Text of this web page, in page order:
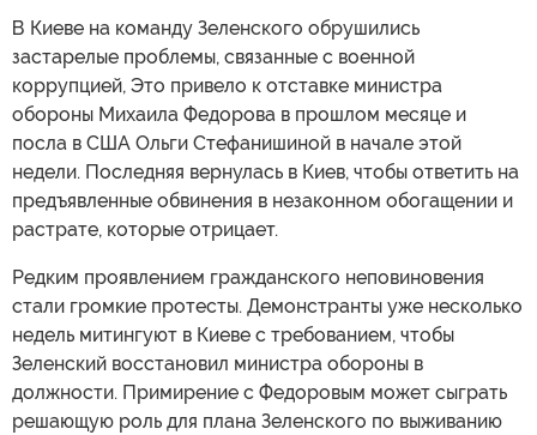
В Киеве на команду Зеленского обрушились
застарелые проблемы, связанные с военной
коррупцией, Это привело к отставке министра
обороны Михаила Федорова в прошлом месяце и
посла в США Ольги Стефанишиной в начале этой
недели. Последняя вернулась в Киев, чтобы ответить на
предъявленные обвинения в незаконном обогащении и
растрате, которые отрицает.
Редким проявлением гражданского неповиновения
стали громкие протесты. Демонстранты уже несколько
недель митингуют в Киеве с требованием, чтобы
Зеленский восстановил министра обороны в
должности. Примирение с Федоровым может сыграть
решающую роль для плана Зеленского по выживанию